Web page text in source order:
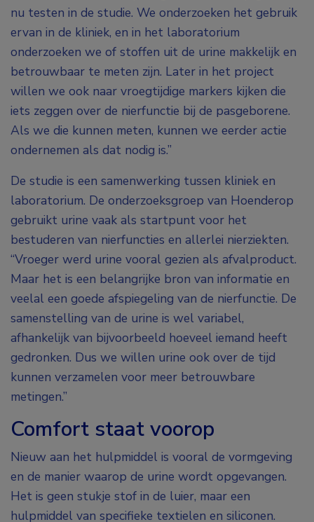
nu testen in de studie. We onderzoeken het gebruik
ervan in de kliniek, en in het laboratorium
onderzoeken we of stoffen uit de urine makkelijk en
betrouwbaar te meten zijn. Later in het project
willen we ook naar vroegtijdige markers kijken die
iets zeggen over de nierfunctie bij de pasgeborene.
Als we die kunnen meten, kunnen we eerder actie
ondernemen als dat nodig is.”
De studie is een samenwerking tussen kliniek en
laboratorium. De onderzoeksgroep van Hoenderop
gebruikt urine vaak als startpunt voor het
bestuderen van nierfuncties en allerlei nierziekten.
“Vroeger werd urine vooral gezien als afvalproduct.
Maar het is een belangrijke bron van informatie en
veelal een goede afspiegeling van de nierfunctie. De
samenstelling van de urine is wel variabel,
afhankelijk van bijvoorbeeld hoeveel iemand heeft
gedronken. Dus we willen urine ook over de tijd
kunnen verzamelen voor meer betrouwbare
metingen.”
Comfort staat voorop
Nieuw aan het hulpmiddel is vooral de vormgeving
en de manier waarop de urine wordt opgevangen.
Het is geen stukje stof in de luier, maar een
hulpmiddel van specifieke textielen en siliconen.